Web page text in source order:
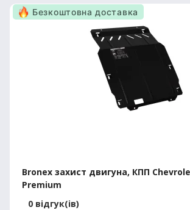
Bronex захист двигуна, КПП
Premium
0 відгук(ів)
Безкоштовна доставка